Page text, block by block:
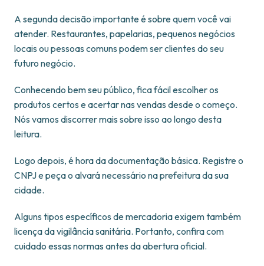
A segunda decisão importante é sobre quem você vai
atender. Restaurantes, papelarias, pequenos negócios
locais ou pessoas comuns podem ser clientes do seu
futuro negócio.
Conhecendo bem seu público, fica fácil escolher os
produtos certos e acertar nas vendas desde o começo.
Nós vamos discorrer mais sobre isso ao longo desta
leitura.
Logo depois, é hora da documentação básica. Registre o
CNPJ e peça o alvará necessário na prefeitura da sua
cidade.
Alguns tipos específicos de mercadoria exigem também
licença da vigilância sanitária. Portanto, confira com
cuidado essas normas antes da abertura oficial.